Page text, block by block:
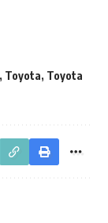
, Toyota, Toyota